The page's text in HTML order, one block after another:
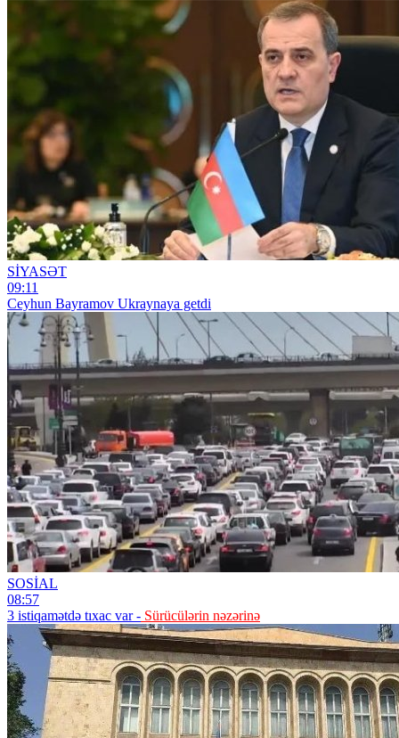
SİYASƏT
09:11
Ceyhun Bayramov Ukraynaya getdi
SOSİAL
08:57
3 istiqamətdə tıxac var - Sürücülərin nəzərinə